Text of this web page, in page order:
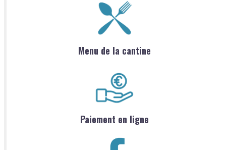
Menu de la cantine
Paiement en ligne